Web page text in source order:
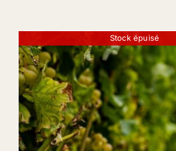
Stock épuisé